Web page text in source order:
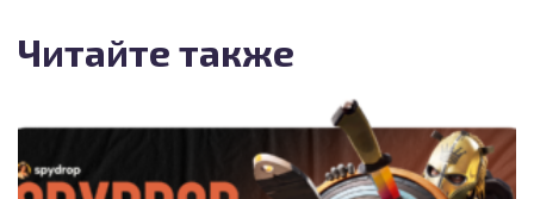
Читайте также